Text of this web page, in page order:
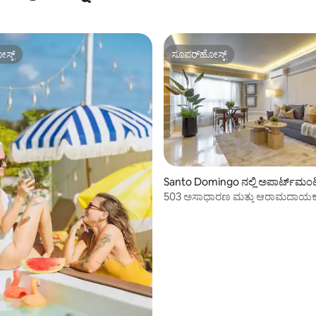
83 ವಿಮರ್ಶೆಗಳು
ಸೂಪರ್‌ಹೋಸ್ಟ್
ಸೂಪರ್‌ಹೋಸ್ಟ್
Santo Domingo ನಲ್ಲಿ
503 ಅಸಾಧಾರಣ ಮತ್ತು